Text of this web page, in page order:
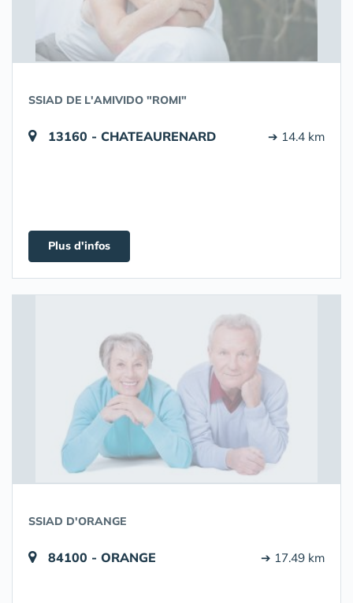
SSIAD DE L'AMIVIDO "ROMI"
13160 - CHATEAURENARD ➔ 14.4 km
Plus d'infos
SSIAD D'ORANGE
84100 - ORANGE ➔ 17.49 km